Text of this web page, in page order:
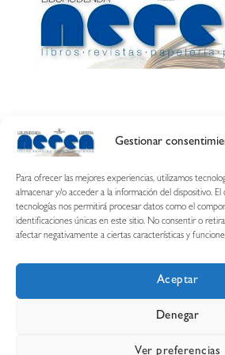
Gestionar
Para ofrecer las mejores experiencias, utilizamos
almacenar y/o acceder a la información del dispositivo.
tecnologías nos permitirá procesar datos como el
identificaciones únicas en este sitio. No consentir o
afectar negativamente a ciertas características y
Aceptar
Denegar
Ver preferencias
Calle
687 54 31
Aviso legal
Condiciones de uso y